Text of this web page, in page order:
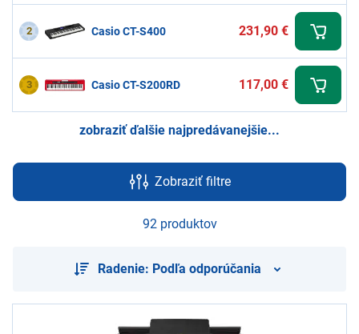
2 Casio CT-S400 231,90 €
3 Casio CT-S200RD 117,00 €
zobraziť ďalšie najpredávanejšie...
Zobraziť filtre
92 produktov
Radenie: Podľa odporúčania